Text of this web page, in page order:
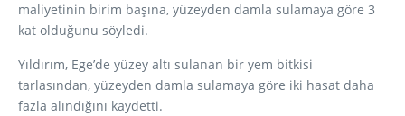
maliyetinin birim başına, yüzeyden damla sulamaya göre 3
kat olduğunu söyledi.
Yıldırım, Ege’de yüzey altı sulanan bir yem bitkisi
tarlasından, yüzeyden damla sulamaya göre iki hasat daha
fazla alındığını kaydetti.